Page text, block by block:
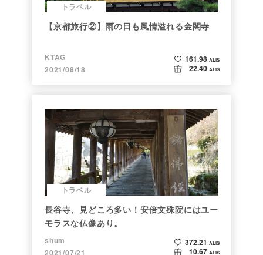
トラベル
【京都旅行②】雨の日も風情溢れる金閣寺
KTAG
2021/08/18
161.98 ALIS
22.40 ALIS
トラベル
長谷寺、見どころ多い！安倍文殊院にはユー
モラスな仏像あり。
shum
2021/07/21
372.21 ALIS
10.67 ALIS